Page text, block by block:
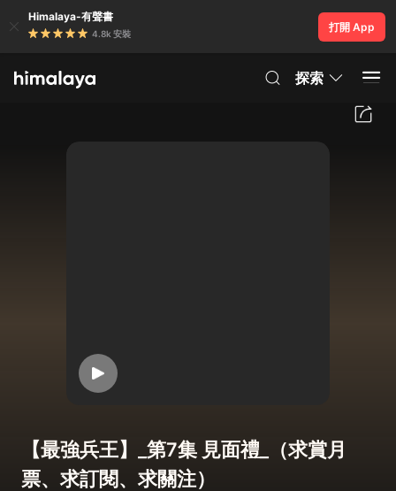
Himalaya-有聲書
4.8k 安裝
打開 App
探索
【最強兵王】_第7集 見面禮_（求賞月
票、求訂閱、求關注）